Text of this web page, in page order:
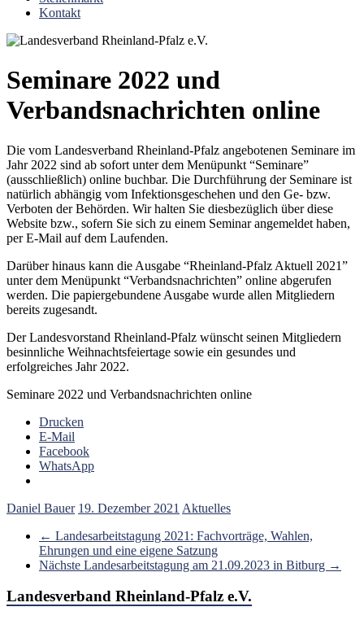
Kontakt
Seminare 2022 und
Verbandsnachrichten online
Die vom Landesverband Rheinland-Pfalz angebotenen Seminare im
Jahr 2022 sind ab sofort unter dem Menüpunkt “Seminare”
(ausschließlich) online buchbar. Die Durchführung der Seminare ist
natürlich abhängig vom Infektionsgeschehen und den Ge- bzw.
Verboten der Behörden. Wir halten Sie diesbezüglich über diese
Website bzw., sofern Sie sich zu einem Seminar angemeldet haben,
per E-Mail auf dem Laufenden.
Darüber hinaus kann die Ausgabe “Rheinland-Pfalz Aktuell 2021”
unter dem Menüpunkt “Verbandsnachrichten” online abgerufen
werden. Die papiergebundene Ausgabe wurde allen Mitgliedern
bereits zugesandt.
Der Landesvorstand Rheinland-Pfalz wünscht seinen Mitgliedern
besinnliche Weihnachtsfeiertage sowie ein gesundes und
erfolgreiches Jahr 2022.
Seminare 2022 und Verbandsnachrichten online
Drucken
E-Mail
Facebook
WhatsApp
Daniel Bauer 19. Dezember 2021 Aktuelles
← Landesarbeitstagung 2021: Fachvorträge, Wahlen,
Ehrungen und eine eigene Satzung
Nächste Landesarbeitstagung am 21.09.2023 in Bitburg →
Landesverband Rheinland-Pfalz e.V.